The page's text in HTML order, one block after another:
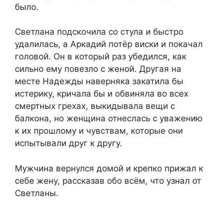
было.
Светлана подскочила со стула и быстро
удалилась, а Аркадий потёр виски и покачал
головой. Он в который раз убедился, как
сильно ему повезло с женой. Другая на
месте Надежды наверняка закатила бы
истерику, кричала бы и обвиняла во всех
смертных грехах, выкидывала вещи с
балкона, но женщина отнеслась с уважению
к их прошлому и чувствам, которые они
испытывали друг к другу.
Мужчина вернулся домой и крепко прижал к
себе жену, рассказав обо всём, что узнал от
Светланы.